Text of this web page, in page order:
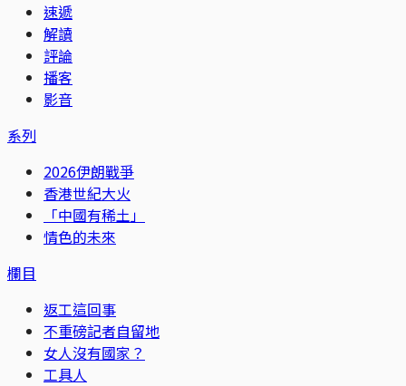
速遞
解讀
評論
播客
影音
系列
2026伊朗戰爭
香港世紀大火
「中國有稀土」
情色的未來
欄目
返工這回事
不重磅記者自留地
女人沒有國家？
工具人